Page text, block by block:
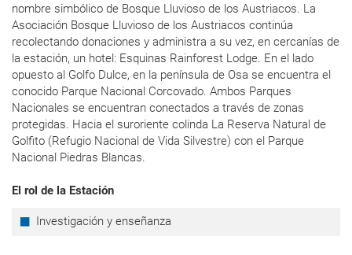
nombre simbólico de Bosque Lluvioso de los Austriacos. La
Asociación Bosque Lluvioso de los Austriacos continúa
recolectando donaciones y administra a su vez, en cercanías de
la estación, un hotel: Esquinas Rainforest Lodge. En el lado
opuesto al Golfo Dulce, en la península de Osa se encuentra el
conocido Parque Nacional Corcovado. Ambos Parques
Nacionales se encuentran conectados a través de zonas
protegidas. Hacia el suroriente colinda La Reserva Natural de
Golfito (Refugio Nacional de Vida Silvestre) con el Parque
Nacional Piedras Blancas.
El rol de la Estación
Investigación y enseñanza